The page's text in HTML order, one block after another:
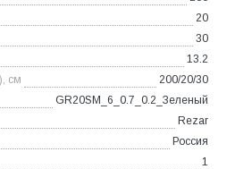
20
30
13.2
см
200/20/30
GR20SM_6_0.7_0.2_Зеленый
Rezar
Россия
1